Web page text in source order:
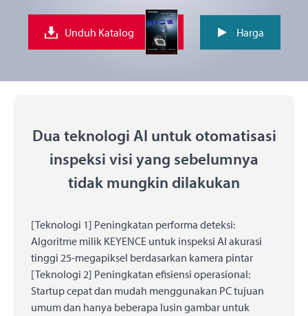
Video
Unduh Katalog Harga
Dua teknologi AI untuk otomatisasi
inspeksi visi yang sebelumnya
tidak mungkin dilakukan
[Teknologi 1] Peningkatan performa deteksi:
Algoritme milik KEYENCE untuk inspeksi AI akurasi
tinggi 25-megapiksel berdasarkan kamera pintar
[Teknologi 2] Peningkatan efisiensi operasional:
Startup cepat dan mudah menggunakan PC tujuan
umum dan hanya beberapa lusin gambar untuk